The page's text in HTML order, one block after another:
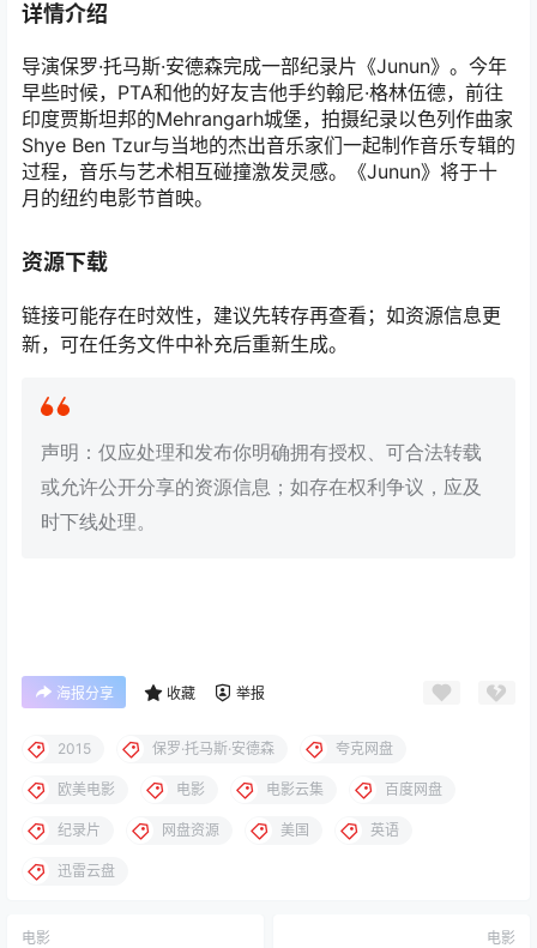
详情介绍
导演保罗·托马斯·安德森完成一部纪录片《Junun》。今年
早些时候，PTA和他的好友吉他手约翰尼·格林伍德，前往
印度贾斯坦邦的Mehrangarh城堡，拍摄纪录以色列作曲家
Shye Ben Tzur与当地的杰出音乐家们一起制作音乐专辑的
过程，音乐与艺术相互碰撞激发灵感。《Junun》将于十
月的纽约电影节首映。
资源下载
链接可能存在时效性，建议先转存再查看；如资源信息更
新，可在任务文件中补充后重新生成。
声明：仅应处理和发布你明确拥有授权、可合法转载
或允许公开分享的资源信息；如存在权利争议，应及
时下线处理。
海报分享 收藏 举报
2015 保罗·托马斯·安德森 夸克网盘
欧美电影 电影 电影云集 百度网盘
纪录片 网盘资源 美国 英语
迅雷云盘
电影 电影